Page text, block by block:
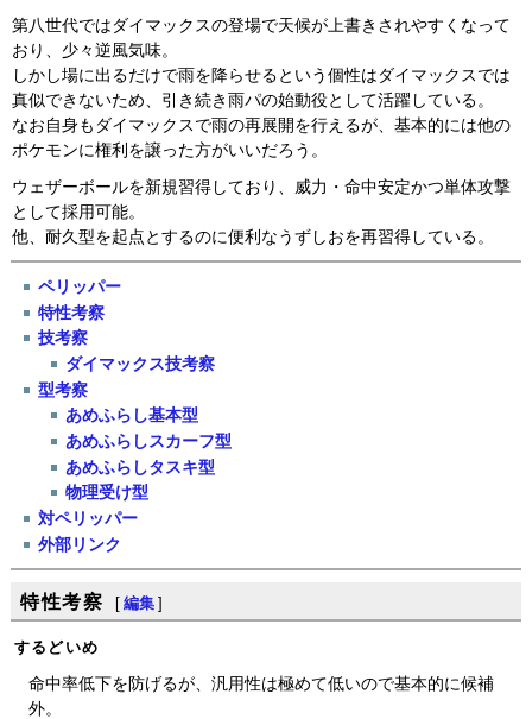
第八世代ではダイマックスの登場で天候が上書きされやすくなって
おり、少々逆風気味。
しかし場に出るだけで雨を降らせるという個性はダイマックスでは
真似できないため、引き続き雨パの始動役として活躍している。
なお自身もダイマックスで雨の再展開を行えるが、基本的には他の
ポケモンに権利を譲った方がいいだろう。
ウェザーボールを新規習得しており、威力・命中安定かつ単体攻撃
として採用可能。
他、耐久型を起点とするのに便利なうずしおを再習得している。
ペリッパー
特性考察
技考察
ダイマックス技考察
型考察
あめふらし基本型
あめふらしスカーフ型
あめふらしタスキ型
物理受け型
対ペリッパー
外部リンク
特性考察 [ 編集 ]
するどいめ
命中率低下を防げるが、汎用性は極めて低いので基本的に候補
外。